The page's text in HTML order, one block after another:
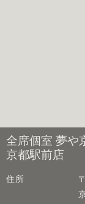
全席個室 夢や
京都駅前店
住所